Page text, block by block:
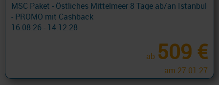
MSC Paket - Östliches Mittelmeer 8 Tage ab/an Istanbul
- PROMO mit Cashback
16.08.26 - 14.12.28
ab 509 €
am 27.01.27